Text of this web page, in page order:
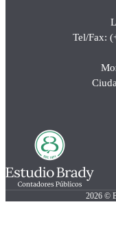
Tel/Fax:
2026 ©